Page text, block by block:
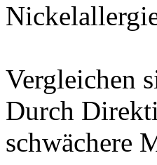
Vergleichen
Durch
schwächere